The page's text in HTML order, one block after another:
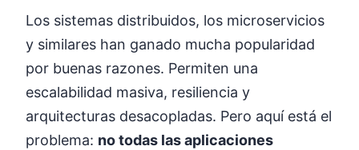
Los sistemas distribuidos, los microservicios
y similares han ganado mucha popularidad
por buenas razones. Permiten una
escalabilidad masiva, resiliencia y
arquitecturas desacopladas. Pero aquí está el
problema: no todas las aplicaciones